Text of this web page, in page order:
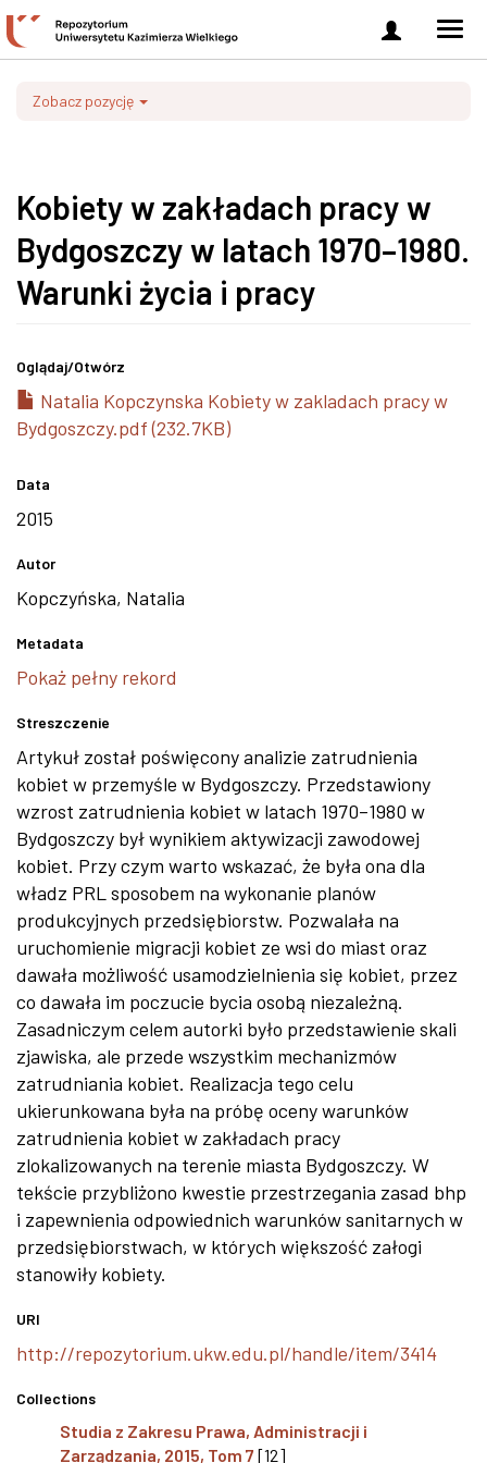
Zaloguj
się
Zobacz pozycję
Kobiety w zakładach pracy w
Bydgoszczy w latach 1970–1980.
Warunki życia i pracy
Oglądaj/Otwórz
Natalia Kopczynska Kobiety w zakladach pracy w
Bydgoszczy.pdf (232.7KB)
Data
2015
Autor
Kopczyńska, Natalia
Metadata
Pokaż pełny rekord
Streszczenie
Artykuł został poświęcony analizie zatrudnienia
kobiet w przemyśle w Bydgoszczy. Przedstawiony
wzrost zatrudnienia kobiet w latach 1970–1980 w
Bydgoszczy był wynikiem aktywizacji zawodowej
kobiet. Przy czym warto wskazać, że była ona dla
władz PRL sposobem na wykonanie planów
produkcyjnych przedsiębiorstw. Pozwalała na
uruchomienie migracji kobiet ze wsi do miast oraz
dawała możliwość usamodzielnienia się kobiet, przez
co dawała im poczucie bycia osobą niezależną.
Zasadniczym celem autorki było przedstawienie skali
zjawiska, ale przede wszystkim mechanizmów
zatrudniania kobiet. Realizacja tego celu
ukierunkowana była na próbę oceny warunków
zatrudnienia kobiet w zakładach pracy
zlokalizowanych na terenie miasta Bydgoszczy. W
tekście przybliżono kwestie przestrzegania zasad bhp
i zapewnienia odpowiednich warunków sanitarnych w
przedsiębiorstwach, w których większość załogi
stanowiły kobiety.
URI
http://repozytorium.ukw.edu.pl/handle/item/3414
Collections
Studia z Zakresu Prawa, Administracji i
Zarządzania, 2015, Tom 7 [12]